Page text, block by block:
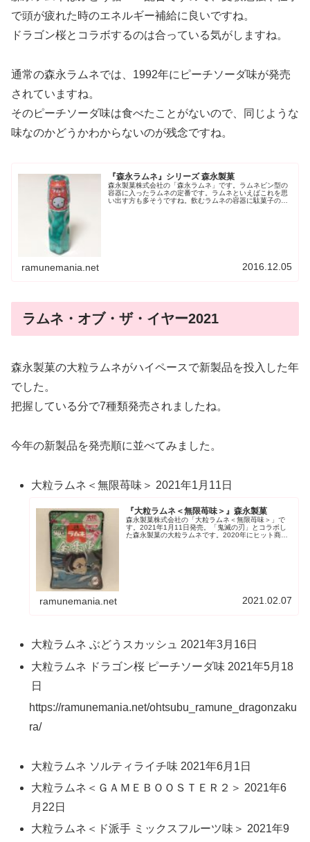
で頭が疲れた時のエネルギー補給に良いですね。
ドラゴン桜とコラボするのは合っている気がしますね。
通常の森永ラムネでは、1992年にピーチソーダ味が発売
されていますね。
そのピーチソーダ味は食べたことがないので、同じような
味なのかどうかわからないのが残念ですね。
『森永ラムネ』シリーズ 森永製菓
森永製菓株式会社の「森永ラムネ」です。ラムネビン型の
容器に入ったラムネの定番です。ラムネといえばこれを思
い出す方も多そうですね。飲むラムネの容器に駄菓子のラ
ramunemania.net 2016.12.05
ラムネ・オブ・ザ・イヤー2021
森永製菓の大粒ラムネがハイペースで新製品を投入した年
でした。
把握している分で7種類発売されましたね。
今年の新製品を発売順に並べてみました。
大粒ラムネ＜無限苺味＞ 2021年1月11日
『大粒ラムネ＜無限苺味＞』森永製菓
森永製菓株式会社の「大粒ラムネ＜無限苺味＞」で
す。2021年1月11日発売。「鬼滅の刃」とコラボし
た森永製菓の大粒ラムネです。2020年にヒット商品
ramunemania.net 2021.02.07
大粒ラムネ ぶどうスカッシュ 2021年3月16日
大粒ラムネ ドラゴン桜 ピーチソーダ味 2021年5月18
日
https://ramunemania.net/ohtsubu_ramune_dragonzaku
ra/
大粒ラムネ ソルティライチ味 2021年6月1日
大粒ラムネ＜ＧＡＭＥＢＯＯＳＴＥＲ２＞ 2021年6
月22日
大粒ラムネ＜ド派手 ミックスフルーツ味＞ 2021年9